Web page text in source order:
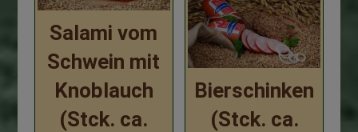
Salami vom
Schwein mit
Knoblauch
(Stck. ca.
Bierschinken
(Stck. ca.